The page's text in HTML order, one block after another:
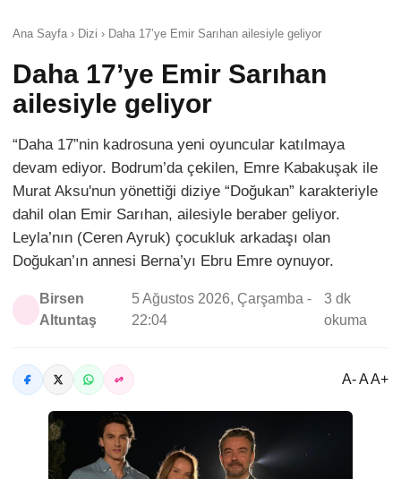
Ana Sayfa › Dizi › Daha 17’ye Emir Sarıhan ailesiyle geliyor
Daha 17’ye Emir Sarıhan
ailesiyle geliyor
“Daha 17”nin kadrosuna yeni oyuncular katılmaya
devam ediyor. Bodrum’da çekilen, Emre Kabakuşak ile
Murat Aksu'nun yönettiği diziye “Doğukan” karakteriyle
dahil olan Emir Sarıhan, ailesiyle beraber geliyor.
Leyla’nın (Ceren Ayruk) çocukluk arkadaşı olan
Doğukan’ın annesi Berna’yı Ebru Emre oynuyor.
Birsen
Altuntaş
5 Ağustos 2026, Çarşamba -
22:04
3 dk
okuma
A- A A+